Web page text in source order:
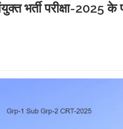
भर्ती परीक्षा-2025 के